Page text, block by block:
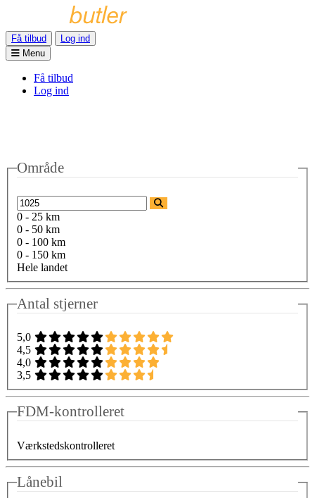
Få tilbud
Log ind
Menu
Få tilbud
Log ind
Område
0 - 25 km
0 - 50 km
0 - 100 km
0 - 150 km
Hele landet
Antal stjerner
5,0
4,5
4,0
3,5
FDM-kontrolleret
Værkstedskontrolleret
Lånebil